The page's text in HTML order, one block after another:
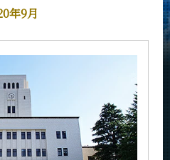
年9月